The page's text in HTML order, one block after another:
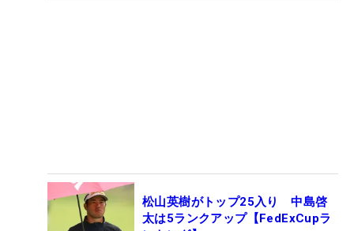
松山英樹がトップ25入り 中島啓
太は5ランクアップ【FedExCupラ